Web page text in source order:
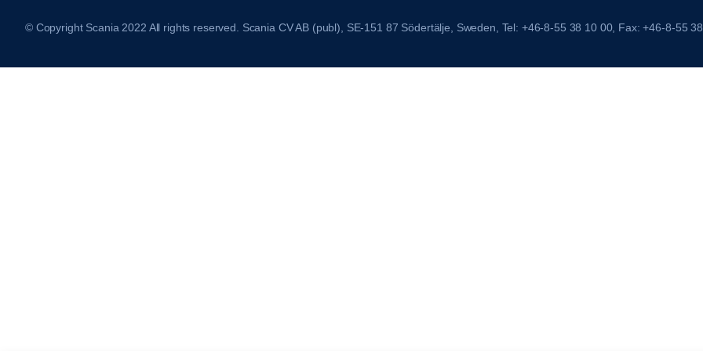
© Copyright Scania 2022 All rights reserved. Scania CV AB (publ), SE-151 87 Södertälje, Sweden, Tel: +46-8-55 38 10 00, Fax: +46-8-55 38